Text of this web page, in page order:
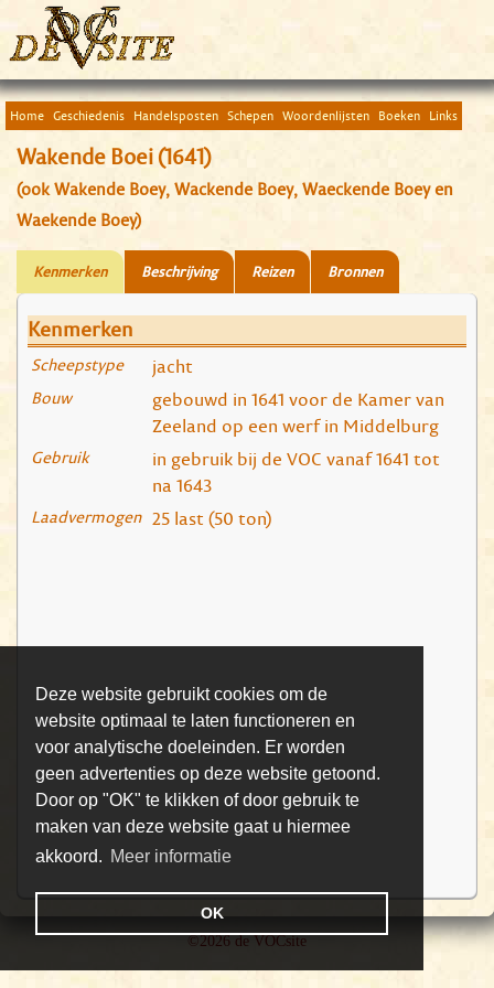
Deze website gebruikt cookies om de
website optimaal te laten functioneren en
voor analytische doeleinden. Er worden
geen advertenties op deze website getoond.
Door op "OK" te klikken of door gebruik te
maken van deze website gaat u hiermee
akkoord. Meer informatie
OK
Home Geschiedenis Handelsposten Schepen Woordenlijsten Boeken Links
Wakende Boei (1641)
(ook Wakende Boey, Wackende Boey, Waeckende Boey en
Waekende Boey)
Kenmerken Beschrijving Reizen Bronnen
Kenmerken
Scheepstype jacht
Bouw
gebouwd in 1641 voor de Kamer van
Zeeland op een werf in Middelburg
Gebruik
in gebruik bij de VOC vanaf 1641 tot
na 1643
Laadvermogen 25 last (50 ton)
©2026 de VOCsite